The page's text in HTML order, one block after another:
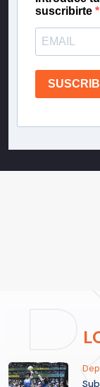
suscribirte